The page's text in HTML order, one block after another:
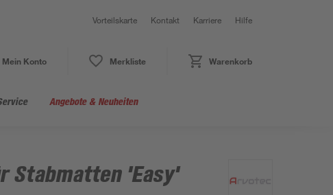
Vorteilskarte Kontakt Karriere Hilfe
Mein Konto Merkliste Warenkorb
Angebote & Neuheiten
Stabmatten 'Easy'